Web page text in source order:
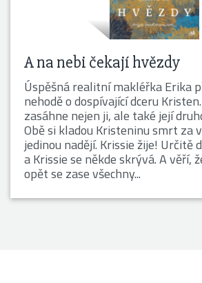
A na nebi čekají hvězdy
Úspěšná realitní makléřka Erika
nehodě o dospívající dceru
zasáhne nejen ji, ale také její
Obě si kladou Kristeninu smrt za
jedinou nadějí. Krissie žije! Určitě
a Krissie se někde skrývá. A věří,
opět se zase všechny...